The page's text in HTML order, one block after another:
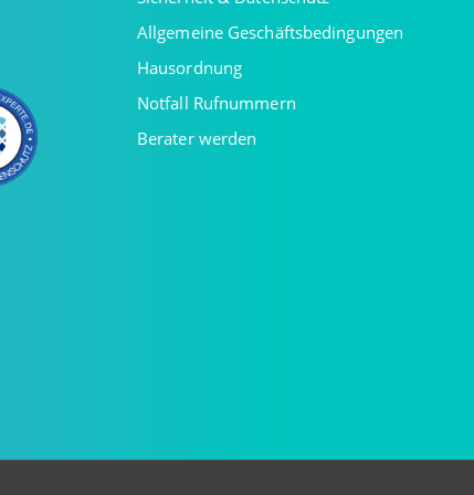
Allgemeine Geschäftsbedingungen
Hausordnung
Notfall Rufnummern
Berater werden